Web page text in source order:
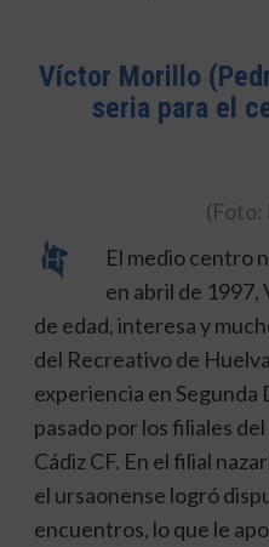
Víctor Morillo
seria para el
(Foto:
El medio centro
en abril de
de edad, interesa y
del Recreativo de
experiencia en Segunda
pasado por los filiales
Cádiz CF. En el filial
el ursaonense logró
encuentros, lo que le